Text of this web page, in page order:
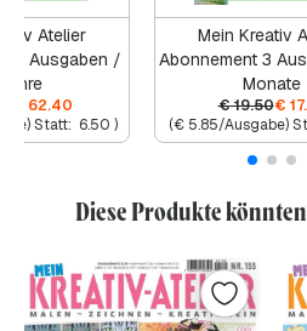
Atelier
12 Ausgaben /
62.40
Statt: 6.50 )
Mein Kreativ
Abonnement 3
Monate
€19.50€
(€5.85/Ausgabe)
Diese Produkte